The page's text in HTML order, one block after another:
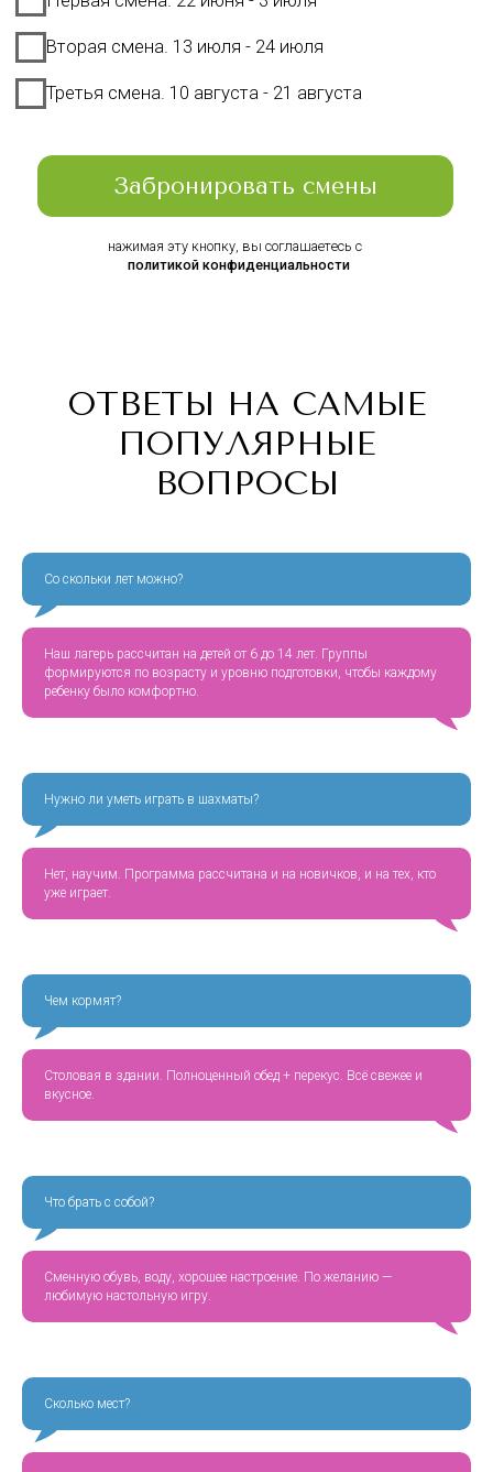
ОТВЕТЫ НА САМЫЕ
ПОПУЛЯРНЫЕ
ВОПРОСЫ
Со скольки лет можно?
Наш лагерь рассчитан на детей от 6 до 14 лет. Группы
формируются по возрасту и уровню подготовки, чтобы каждому
ребенку было комфортно.
Нужно ли уметь играть в шахматы?
Нет, научим. Программа рассчитана и на новичков, и на тех, кто
уже играет.
Чем кормят?
Столовая в здании. Полноценный обед + перекус. Всё свежее и
вкусное.
Что брать с собой?
Сменную обувь, воду, хорошее настроение. По желанию —
любимую настольную игру.
Сколько мест?